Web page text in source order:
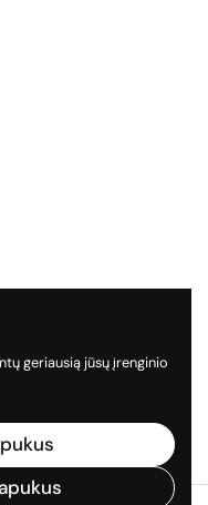
geriausią jūsų įrenginio